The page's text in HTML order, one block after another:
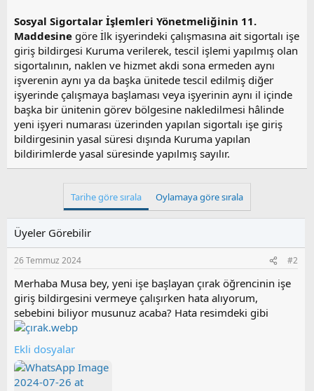
Sosyal Sigortalar İşlemleri Yönetmeliğinin 11.
Maddesine göre İlk işyerindeki çalışmasına ait sigortalı işe
giriş bildirgesi Kuruma verilerek, tescil işlemi yapılmış olan
sigortalının, naklen ve hizmet akdi sona ermeden aynı
işverenin aynı ya da başka ünitede tescil edilmiş diğer
işyerinde çalışmaya başlaması veya işyerinin aynı il içinde
başka bir ünitenin görev bölgesine nakledilmesi hâlinde
yeni işyeri numarası üzerinden yapılan sigortalı işe giriş
bildirgesinin yasal süresi dışında Kuruma yapılan
bildirimlerde yasal süresinde yapılmış sayılır.
Tarihe göre sırala Oylamaya göre sırala
Üyeler Görebilir
26 Temmuz 2024 #2
Merhaba Musa bey, yeni işe başlayan çırak öğrencinin işe
giriş bildirgesini vermeye çalışırken hata alıyorum,
sebebini biliyor musunuz acaba? Hata resimdeki gibi
Ekli dosyalar